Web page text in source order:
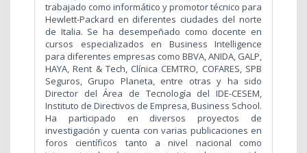
trabajado como informático y promotor técnico para
Hewlett-Packard en diferentes ciudades del norte
de Italia. Se ha desempeñado como docente en
cursos especializados en Business Intelligence
para diferentes empresas como BBVA, ANIDA, GALP,
HAYA, Rent & Tech, Clínica CEMTRO, COFARES, SPB
Seguros, Grupo Planeta, entre otras y ha sido
Director del Área de Tecnología del IDE-CESEM,
Instituto de Directivos de Empresa, Business School.
Ha participado en diversos proyectos de
investigación y cuenta con varias publicaciones en
foros científicos tanto a nivel nacional como